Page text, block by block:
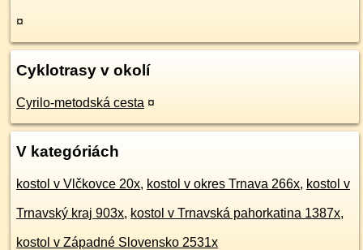
¤
Cyklotrasy v okolí
Cyrilo-metodská cesta ¤
V kategóriách
kostol v Vlčkovce 20x, kostol v okres Trnava 266x, kostol v
Trnavský kraj 903x, kostol v Trnavská pahorkatina 1387x,
kostol v Západné Slovensko 2531x